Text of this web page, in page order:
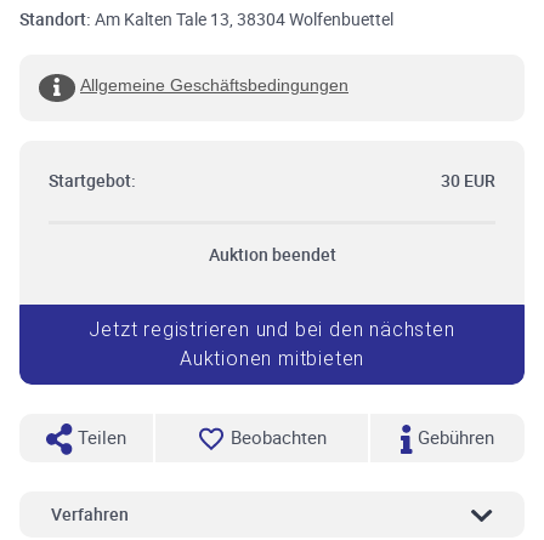
Standort: Am Kalten Tale 13, 38304 Wolfenbuettel
Allgemeine Geschäftsbedingungen
Startgebot: 30 EUR
Auktion beendet
Jetzt registrieren und bei den nächsten
Auktionen mitbieten
Teilen Beobachten Gebühren
Verfahren